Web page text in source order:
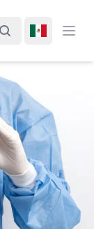
BuscarCambiar